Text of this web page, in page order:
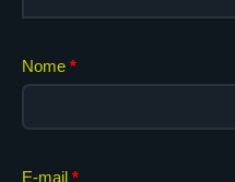
Nome *
E-mail *